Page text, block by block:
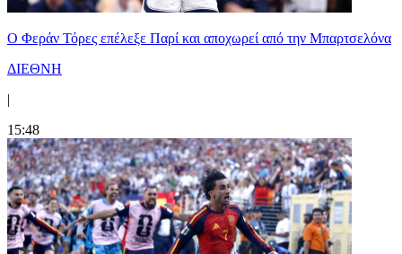
Ο Φεράν Τόρες επέλεξε Παρί και αποχωρεί από την Μπαρτσελόνα
ΔΙΕΘΝΗ
|
15:48